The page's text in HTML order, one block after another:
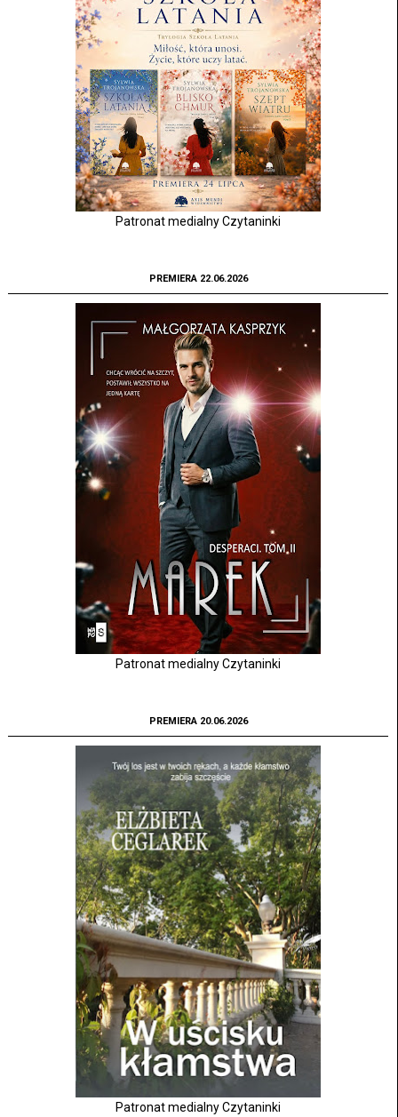
Patronat medialny Czytaninki
PREMIERA 22.06.2026
Patronat medialny Czytaninki
PREMIERA 20.06.2026
Patronat medialny Czytaninki